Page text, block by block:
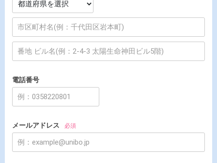
電話番号
メールアドレス 必須